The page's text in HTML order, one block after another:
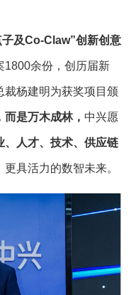
及Co-Claw”创新创意
1800余份，创历届新
裁杨建明为获奖项目颁
是万木成林， 中兴愿
、人才、技术、供应链
具活力的数智未来。